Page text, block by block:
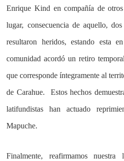
Enrique Kind en compañía de
lugar, consecuencia de aquello,
resultaron heridos, estando esta
comunidad acordó un retiro
que corresponde íntegramente al
de Carahue. Estos hechos
latifundistas han actuado
Mapuche.
Finalmente, reafirmamos